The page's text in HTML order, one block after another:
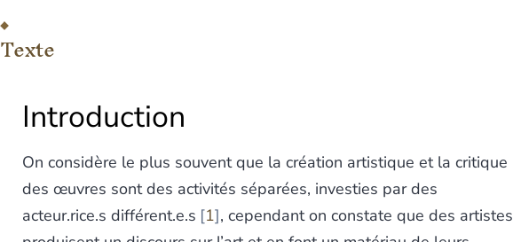
Texte
Introduction
On considère le plus souvent que la création artistique et la critique
des œuvres sont des activités séparées, investies par des
acteur.rice.s différent.e.s 1 , cependant on constate que des artistes